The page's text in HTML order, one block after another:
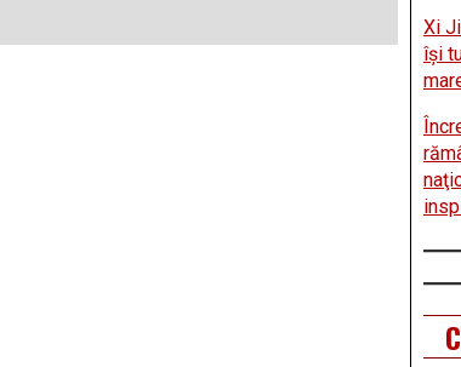
Xi
îşi